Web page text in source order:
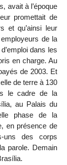
avait à l’époque
promettait de
et qu’ainsi leur
de la
dans les
en charge. Au
de 2003. Et
de terre à 130
le cadre de la
au Palais du
phase de la
en présence de
uns des corps
parole. Demain